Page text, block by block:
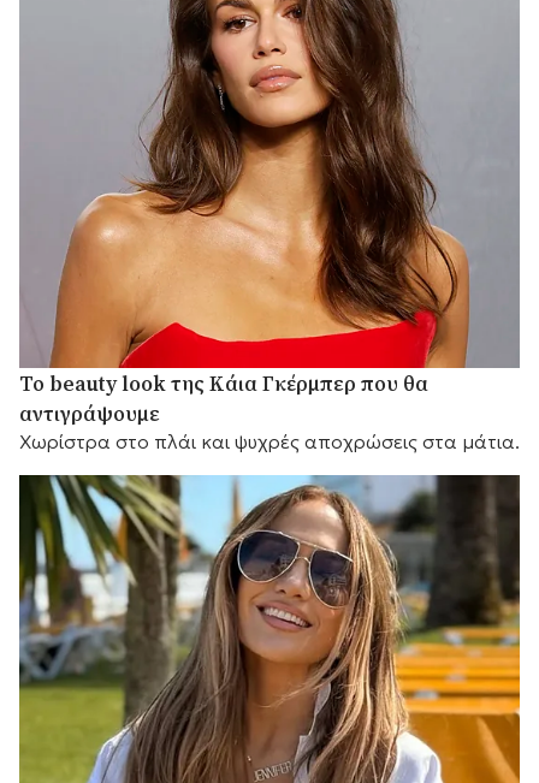
Το beauty look της Κάια Γκέρμπερ που θα
αντιγράψουμε
Χωρίστρα στο πλάι και ψυχρές αποχρώσεις στα μάτια.